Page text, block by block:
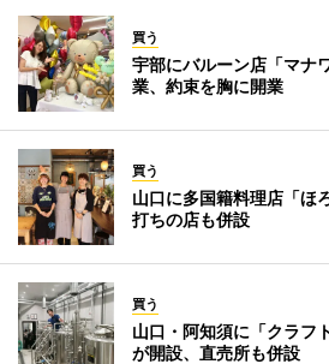
買う
宇部にバルーン店「マ
業、約束を胸に開業
買う
山口に多国籍料理店「
打ちの店も併設
買う
山口・阿知須に「クラ
が開設、直売所も併設